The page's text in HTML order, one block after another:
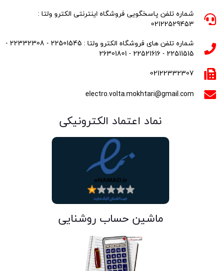
شماره تلفن پاسخگویی فروشگاه اینترنتی الکترو ولتا :
02122529453
شماره تلفن های فروشگاه الکترو ولتا : 22501545 - 22332308 -
22511515 - 22521616 - 26301801
02122332307
electro.volta.mokhtari@gmail.com
نماد اعتماد الکترونیکی
ماشین حساب روشنایی